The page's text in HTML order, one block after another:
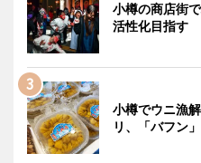
小樽の商店街
活性化目指す
小樽でウニ漁
リ、「バフン